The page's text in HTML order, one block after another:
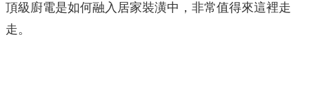
頂級廚電是如何融入居家裝潢中，非常值得來這裡走
走。